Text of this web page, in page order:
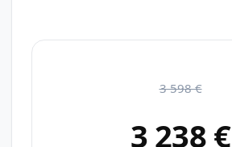
3 598 €
3 238 €